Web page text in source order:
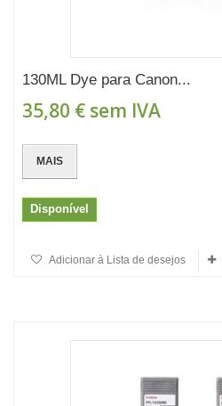
130ML Dye para Canon...
35,80 € sem IVA
MAIS
Disponível
Adicionar à Lista de desejos